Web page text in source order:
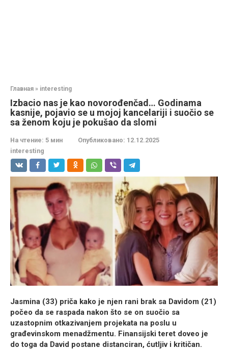
Главная » interesting
Izbacio nas je kao novorođenčad… Godinama
kasnije, pojavio se u mojoj kancelariji i suočio se
sa ženom koju je pokušao da slomi
На чтение: 5 мин Опубликовано: 12.12.2025
interesting
Jasmina (33) priča kako je njen rani brak sa Davidom (21)
počeo da se raspada nakon što se on suočio sa
uzastopnim otkazivanjem projekata na poslu u
građevinskom menadžmentu. Finansijski teret doveo je
do toga da David postane distanciran, ćutljiv i kritičan.